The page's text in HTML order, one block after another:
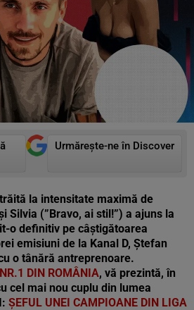
Urmărește-ne în Discover
la intensitate maximă de
Silvia (”Bravo, ai stil!”) a ajuns la
o definitiv pe câștigătoarea
emisiuni de la Kanal D, Ștefan
o tânără antreprenoare.
DIN ROMÂNIA, vă prezintă, în
cel mai nou cuplu din lumea
ȘEFUL UNEI CAMPIOANE DIN LIGA